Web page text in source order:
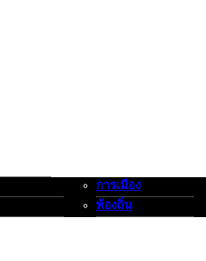
การเมือง-ท้องถิ่น
การเมือง
ท้องถิ่น